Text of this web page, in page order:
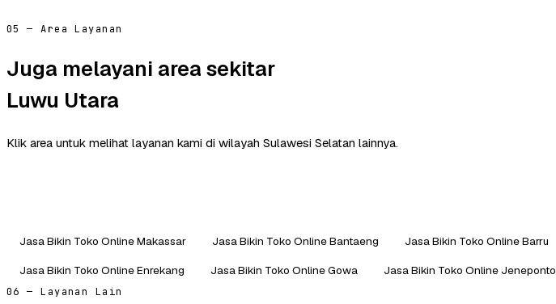
05 — Area Layanan
Juga melayani area sekitar
Luwu Utara
Klik area untuk melihat layanan kami di wilayah Sulawesi Selatan lainnya.
Jasa Bikin Toko Online Makassar Jasa Bikin Toko Online Bantaeng Jasa Bikin Toko Online Barru
Jasa Bikin Toko Online Enrekang
Jasa Bikin Toko Online Gowa Jasa Bikin Toko Online Jeneponto
06 — Layanan Lain